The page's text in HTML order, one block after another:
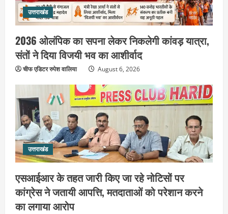
उत्तराखंड
2036 ओलंपिक का सपना लेकर निकलेगी कांवड़ यात्रा,
संतों ने दिया विजयी भव का आशीर्वाद
चीफ एडिटर रुपेश वालिया August 6, 2026
उत्तराखंड
एसआईआर के तहत जारी किए जा रहे नोटिसों पर
कांग्रेस ने जतायी आपत्ति, मतदाताओं को परेशान करने
का लगाया आरोप
3
उत्तराखंड
एसआईआर के तहत जारी किए जा रहे नोटिसों
पर कांग्रेस ने जतायी आपत्ति, मतदाताओं को
परेशान करने का लगाया आरोप
August 6, 2026
4
महंत यति रामस्वरूप आनंद गिरि को लेकर पूरे
दिन चला हाई वोल्टेज ड्रामा, चौकी से अपने
साथ ले गए यति नरसिंहानंद गिरी
August 5, 2026
5
उत्तराखंड
जिला जेल में गूंजा मां गंगा का महिमा गान,
संदेश
August 5, 2026